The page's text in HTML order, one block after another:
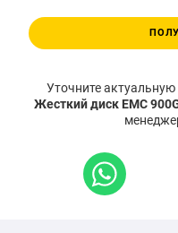
Уточните
Жесткий диск EMC